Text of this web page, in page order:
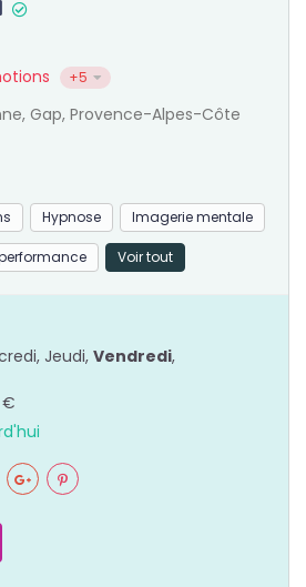
+5
Gap, Provence-Alpes-Côte
Hypnose Imagerie mentale
Voir tout
Jeudi, Vendredi,
€